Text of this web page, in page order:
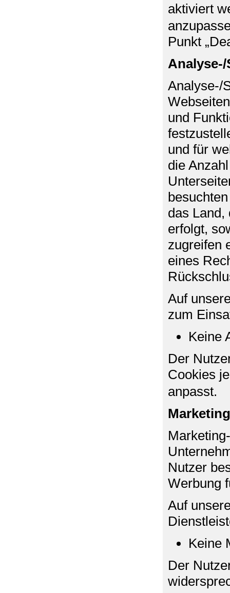
aktiviert
Punkt
Analyse-/
und
und für
die
das Land,
erfolgt,
zugreifen
eines
Auf
zum
Keine
Der
Cookies
anpasst.
Nutzer
Werbung
Auf
Keine
Der